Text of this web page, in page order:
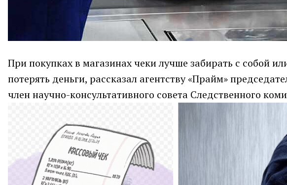
При покупках в магазинах чеки лучше забирать с собой
потерять деньги, рассказал агентству «Прайм»
член научно-консультативного совета Следственного